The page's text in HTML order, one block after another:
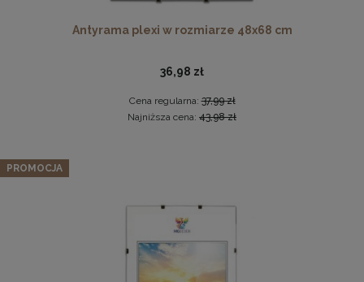
DO KOSZYKA
Zestaw 3 szt. antyram w rozmiarze 15 x 20 cm
8,54 zł
Cena regularna:
Najniższa cena:
DO KOSZYKA
Antyrama plexi w rozmiarze 48x68 cm
36,98 zł
Cena regularna:37,99 zł
Najniższa cena: 43,98 zł
PROMOCJA